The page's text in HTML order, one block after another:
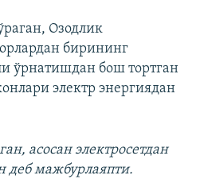
Озодлик
бирининг
ўрнатишдан бош тортган
электр энергиядан
асосан электросетдан
деб мажбурлаяпти.